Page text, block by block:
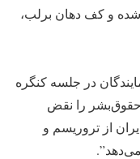
و کف دهان برلب،
در جلسه کنگره
حقوق‌بشر را نقض
از تروریسم و